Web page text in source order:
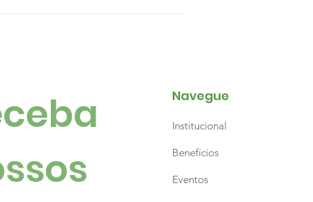
Navegue
Institucional
Benefícios
Eventos